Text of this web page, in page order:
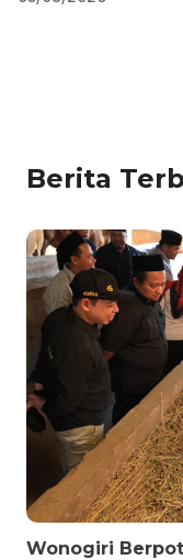
Berita
Wonogiri